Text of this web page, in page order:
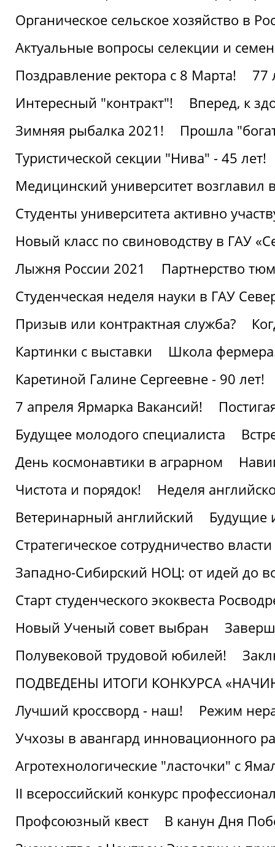
Органическое сельское хозяйство в
Актуальные вопросы селекции и
Поздравление ректора с 8 Марта!
77
Интересный "контракт"!
Вперед, к
Зимняя рыбалка 2021!
Прошла
Туристической секции "Нива" - 45 лет!
Медицинский университет возглавил
Студенты университета активно
Новый класс по свиноводству в ГАУ
Лыжня России 2021
Партнерство
Студенческая неделя науки в ГАУ
Призыв или контрактная служба?
Картинки с выставки
Школа
Каретиной Галине Сергеевне - 90 лет!
7 апреля Ярмарка Вакансий!
Будущее молодого специалиста
День космонавтики в аграрном
Чистота и порядок!
Неделя
Ветеринарный английский
Будущие
Стратегическое сотрудничество
Западно-Сибирский НОЦ: от идей до
Старт студенческого экоквеста
Новый Ученый совет выбран
Полувековой трудовой юбилей!
ПОДВЕДЕНЫ ИТОГИ КОНКУРСА
Лучший кроссворд - наш!
Режим
Учхозы в авангард инновационного
Агротехнологические "ласточки" с
II всероссийский конкурс
Профсоюзный квест
В канун Дня